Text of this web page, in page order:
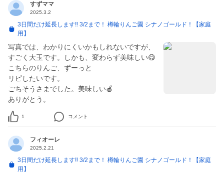
すずママ
2025.3.2
3日間だけ延長します‼ 3/2まで！ 樽輪りんご園 シナノゴールド！【家庭
用】
写真では、わかりにくいかもしれないですが、
すごく大玉です。しかも、変わらず美味しい😋
こちらのりんご、ずーっと
リピしたいです。
ごちそうさまでした。美味しい🍎
ありがとう。
1 コメント
フィオーレ
2025.2.21
3日間だけ延長します‼ 3/2まで！ 樽輪りんご園 シナノゴールド！【家庭
用】